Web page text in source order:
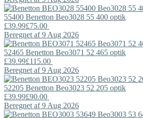
55400 Benetton Beo3028 55 400 optik
£39.99£75.00
Beregnet af 9 Aug 2026
52465 Benetton Beo3071 52 465 optik
£39.99£115.00
Beregnet af 9 Aug 2026
52205 Benetton Beo3023 52 205 optik
£39.99£90.00
Beregnet af 9 Aug 2026